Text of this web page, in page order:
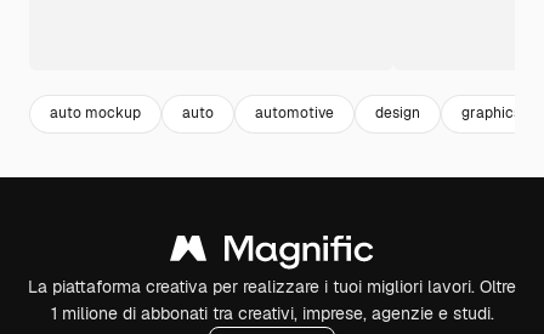
auto mockup auto automotive design graphics
La piattaforma creativa per realizzare i tuoi migliori lavori. Oltre
1 milione di abbonati tra creativi, imprese, agenzie e studi.